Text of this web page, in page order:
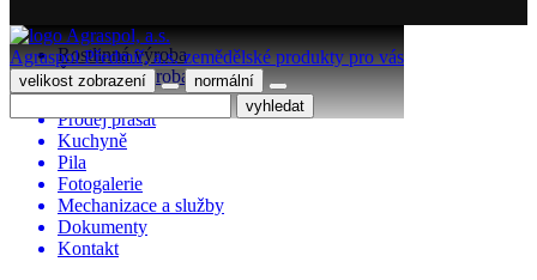
AgraspolPředmíř, a.s.zemědělské produkty pro vás
velikost zobrazení normální
Rostlinná výroba
Živočišná výroba
agraspol
Prodej prasat
Kuchyně
Pila
Fotogalerie
Mechanizace a služby
Dokumenty
Kontakt